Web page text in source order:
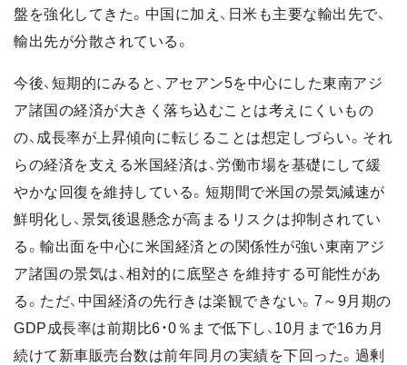
盤を強化してきた。中国に加え、日米も主要な輸出先で、
輸出先が分散されている。
今後、短期的にみると、アセアン5を中心にした東南アジ
ア諸国の経済が大きく落ち込むことは考えにくいもの
の、成長率が上昇傾向に転じることは想定しづらい。それ
らの経済を支える米国経済は、労働市場を基礎にして緩
やかな回復を維持している。短期間で米国の景気減速が
鮮明化し、景気後退懸念が高まるリスクは抑制されてい
る。輸出面を中心に米国経済との関係性が強い東南アジ
ア諸国の景気は、相対的に底堅さを維持する可能性があ
る。ただ、中国経済の先行きは楽観できない。7～9月期の
GDP成長率は前期比6・0％まで低下し、10月まで16カ月
続けて新車販売台数は前年同月の実績を下回った。過剰